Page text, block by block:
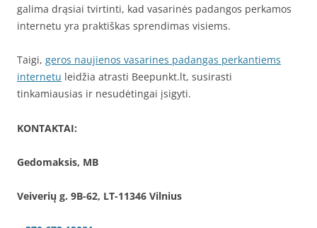
galima drąsiai tvirtinti, kad vasarinės padangos perkamos
internetu yra praktiškas sprendimas visiems.
Taigi, geros naujienos vasarines padangas perkantiems
internetu leidžia atrasti Beepunkt.lt, susirasti
tinkamiausias ir nesudėtingai įsigyti.
KONTAKTAI:
Gedomaksis, MB
Veiverių g. 9B-62, LT-11346 Vilnius